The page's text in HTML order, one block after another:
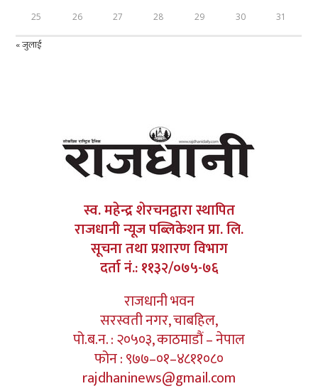
25 26 27 28 29 30 31
« जुलाई
स्व. महेन्द्र शेरचनद्वारा स्थापित
राजधानी न्यूज पब्लिकेशन प्रा. लि.
सूचना तथा प्रशारण विभाग
दर्ता नं.: ११३२/०७५-७६
राजधानी भवन
सरस्वती नगर, चाबहिल,
पो.ब.न. : २०५०३, काठमाडौं – नेपाल
फोन : ९७७–०१–४८११०८०
rajdhaninews@gmail.com